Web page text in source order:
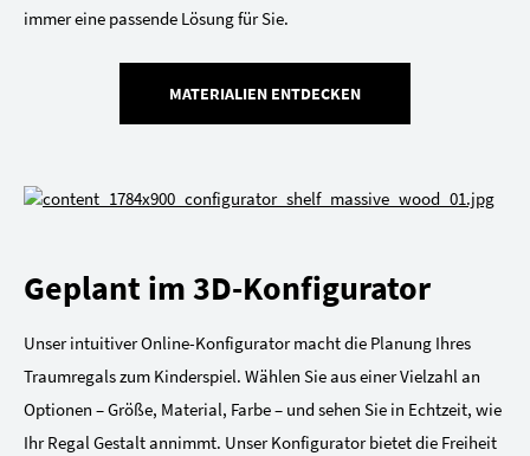
immer eine passende Lösung für Sie.
MATERIALIEN ENTDECKEN
Geplant im 3D-Konfigurator
Unser intuitiver Online-Konfigurator macht die Planung Ihres
Traumregals zum Kinderspiel. Wählen Sie aus einer Vielzahl an
Optionen – Größe, Material, Farbe – und sehen Sie in Echtzeit, wie
Ihr Regal Gestalt annimmt. Unser Konfigurator bietet die Freiheit